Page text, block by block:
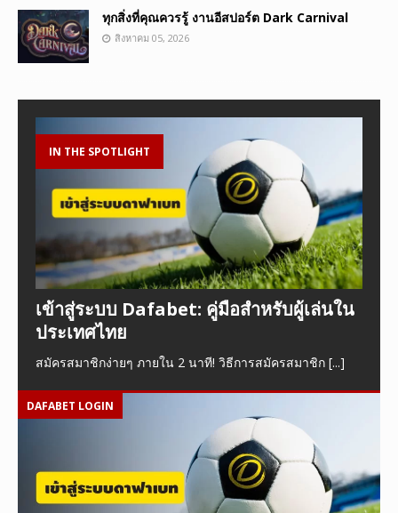
ทุกสิ่งที่คุณควรรู้ งานอีสปอร์ต Dark Carnival
สิงหาคม 05, 2026
IN THE SPOTLIGHT
เข้าสู่ระบบ Dafabet: คู่มือสำหรับผู้เล่นใน
ประเทศไทย
สมัครสมาชิกง่ายๆ ภายใน 2 นาที! วิธีการสมัครสมาชิก [...]
DAFABET LOGIN